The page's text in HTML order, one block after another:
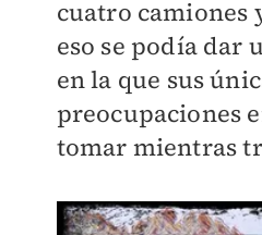
cuatro camiones
eso se podía dar
en la que sus
preocupaciones
tomar mientras